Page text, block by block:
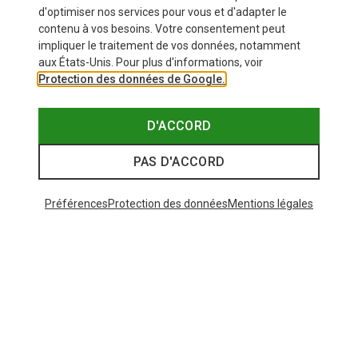
d'optimiser nos services pour vous et d'adapter le
contenu à vos besoins. Votre consentement peut
impliquer le traitement de vos données, notamment
aux États-Unis. Pour plus d'informations, voir
Protection des données de Google.
D'ACCORD
PAS D'ACCORD
PréférencesProtection des donnéesMentions légales